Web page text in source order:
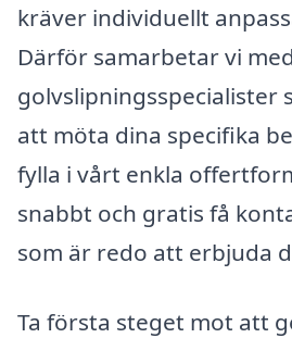
kräver individuellt
Därför samarbetar vi
golvslipningsspecialister
att möta dina specifika
fylla i vårt enkla
snabbt och gratis få
som är redo att erbjuda
Ta första steget mot att